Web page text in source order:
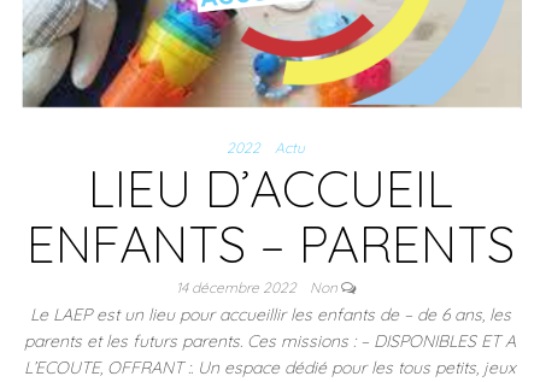
2022 Actu
LIEU D’ACCUEIL
ENFANTS – PARENTS
14 décembre 2022 Non
Le LAEP est un lieu pour accueillir les enfants de – de 6 ans, les
parents et les futurs parents. Ces missions : – DISPONIBLES ET A
L’ECOUTE, OFFRANT :. Un espace dédié pour les tous petits, jeux